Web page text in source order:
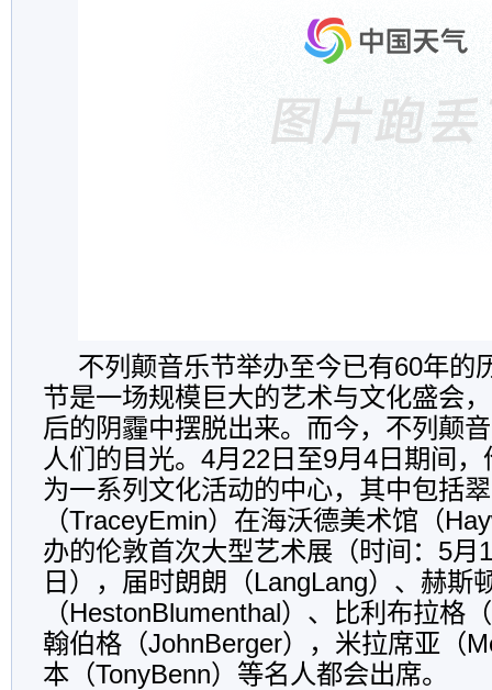
不列颠音乐节举办至今已有60年的
节是一场规模巨大的艺术与文化盛会
后的阴霾中摆脱出来。而今，不列颠
人们的目光。4月22日至9月4日期间
为一系列文化活动的中心，其中包括
（TraceyEmin）在海沃德美术馆（
办的伦敦首次大型艺术展（时间：5月
日），届时朗朗（LangLang）、赫斯
（HestonBlumenthal）、比利布拉格
翰伯格（JohnBerger），米拉席亚（
本（TonyBenn）等名人都会出席。